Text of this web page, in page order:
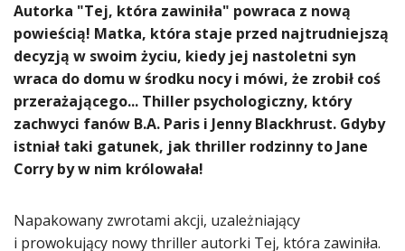
Autorka "Tej, która zawiniła" powraca z nową
powieścią! Matka, która staje przed najtrudniejszą
decyzją w swoim życiu, kiedy jej nastoletni syn
wraca do domu w środku nocy i mówi, że zrobił coś
przerażającego... Thiller psychologiczny, który
zachwyci fanów B.A. Paris i Jenny Blackhrust. Gdyby
istniał taki gatunek, jak thriller rodzinny to Jane
Corry by w nim królowała!
Napakowany zwrotami akcji, uzależniający
i prowokujący nowy thriller autorki Tej, która zawiniła.